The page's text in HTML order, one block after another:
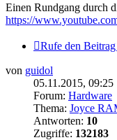
Einen Rundgang durch
https://
Rufe den
von guidol
05.11.2015, 09:25
Forum: Hardware
Thema: Joyce
Antworten: 10
Zugriffe: 132183